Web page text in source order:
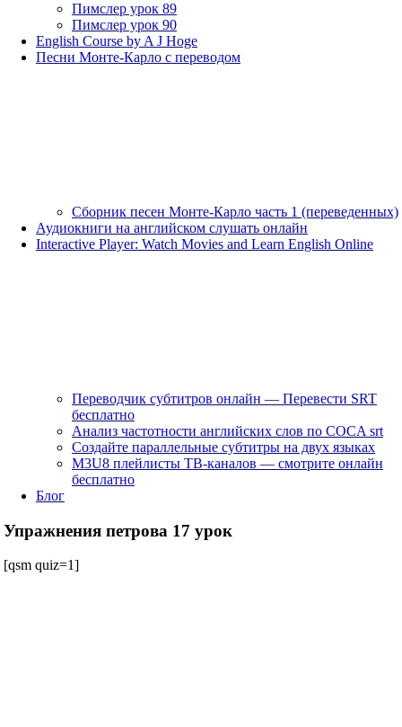
Пимслер урок 89
Пимслер урок 90
English Course by A J Hoge
Песни Монте-Карло с переводом
Сборник песен Монте-Карло часть 1 (переведенных)
Аудиокниги на английском слушать онлайн
Interactive Player: Watch Movies and Learn English Online
Переводчик субтитров онлайн — Перевести SRT
бесплатно
Анализ частотности английских слов по COCA srt
Создайте параллельные субтитры на двух языках
M3U8 плейлисты ТВ‑каналов — смотрите онлайн
бесплатно
Блог
Упражнения петрова 17 урок
[qsm quiz=1]